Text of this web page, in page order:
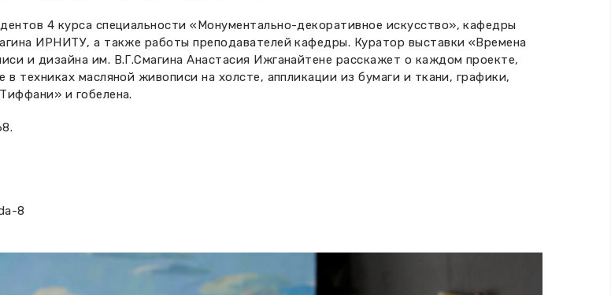
4 курса специальности «Монументально-декоративное искусство», кафедры
ИРНИТУ, а также работы преподавателей кафедры. Куратор выставки «Времена
и дизайна им. В.Г.Смагина Анастасия Ижганайтене расскажет о каждом проекте,
техниках масляной живописи на холсте, аппликации из бумаги и ткани, графики,
и гобелена.
8